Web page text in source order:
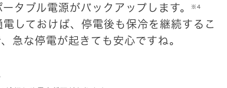
タブル電源がバックアップします。
※4
しておけば、停電後も保冷を継続するこ
急な停電が起きても安心ですね。